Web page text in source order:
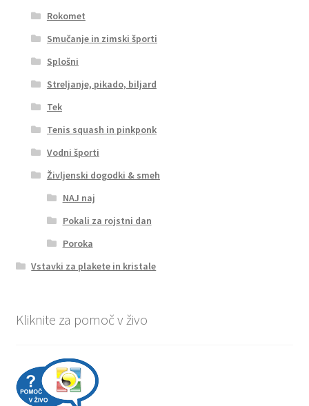
Rokomet
Smučanje in zimski športi
Splošni
Streljanje, pikado, biljard
Tek
Tenis squash in pinkponk
Vodni športi
Življenski dogodki & smeh
NAJ naj
Pokali za rojstni dan
Poroka
Vstavki za plakete in kristale
Kliknite za pomoč v živo